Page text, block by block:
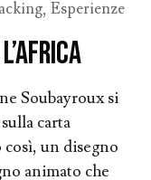
, Esperienze
Soubayroux si
carta
così, un disegno
animato che